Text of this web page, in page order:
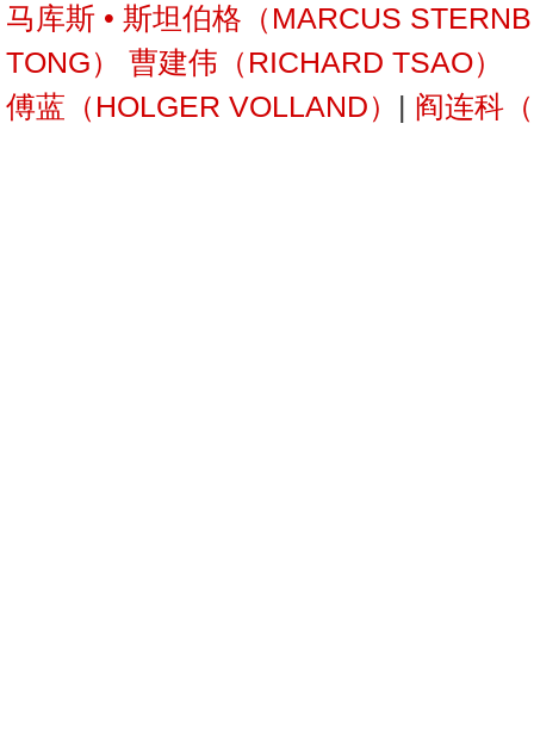
马库斯 • 斯坦伯格（MARCUS
TONG）
曹建伟（RICHARD TSAO）
傅蓝（HOLGER VOLLAND） | 阎连科